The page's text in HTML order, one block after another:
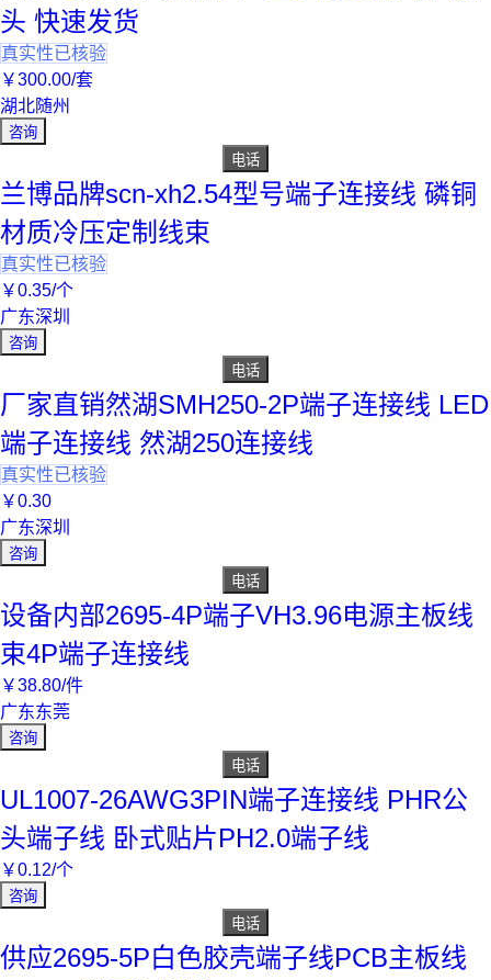
头 快速发货
真实性已核验
￥300.00/套
湖北随州
咨询
电话
兰博品牌scn-xh2.54型号端子连接线 磷铜
材质冷压定制线束
真实性已核验
￥0.35/个
广东深圳
咨询
电话
厂家直销然湖SMH250-2P端子连接线 LED
端子连接线 然湖250连接线
真实性已核验
￥0.30
广东深圳
咨询
电话
设备内部2695-4P端子VH3.96电源主板线
束4P端子连接线
￥38.80/件
广东东莞
咨询
电话
UL1007-26AWG3PIN端子连接线 PHR公
头端子线 卧式贴片PH2.0端子线
￥0.12/个
咨询
电话
供应2695-5P白色胶壳端子线PCB主板线